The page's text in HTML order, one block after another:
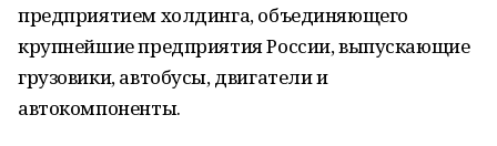
предприятием холдинга, объединяющего
крупнейшие предприятия России, выпускающие
грузовики, автобусы, двигатели и
автокомпоненты.